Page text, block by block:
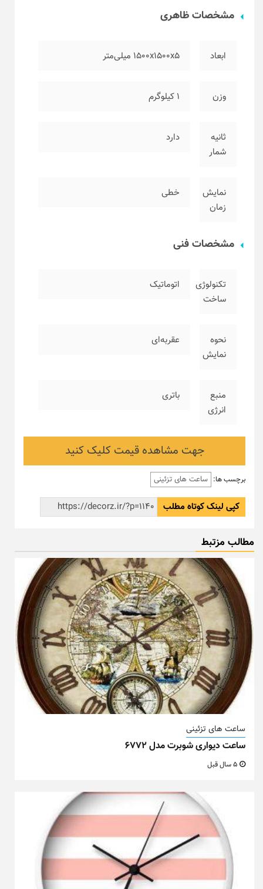
مشخصات ظاهری
ابعاد ۱۵۰۰x1500x5 میلی‌متر
وزن ۱ کیلوگرم
ثانیه
شمار
دارد
نمایش
زمان
خطی
مشخصات فنی
تکنولوژی
ساخت
اتوماتیک
نحوه
نمایش
عقربه‌ای
منبع
انرژی
باتری
جهت مشاهده قیمت کلیک کنید
برچسب ها: ساعت های تزئینی
کپی لینک کوتاه مطلب
مطالب مزتبط
ساعت های تزئینی
ساعت دیواری شوبرت مدل ۶۷۷۲